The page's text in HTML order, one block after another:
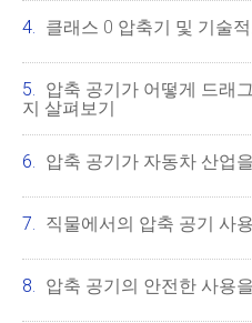
클래스 0 압축기 및 기술
압축 공기가 어떻게 드래
지 살펴보기
압축 공기가 자동차 산업
직물에서의 압축 공기 사용
압축 공기의 안전한 사용